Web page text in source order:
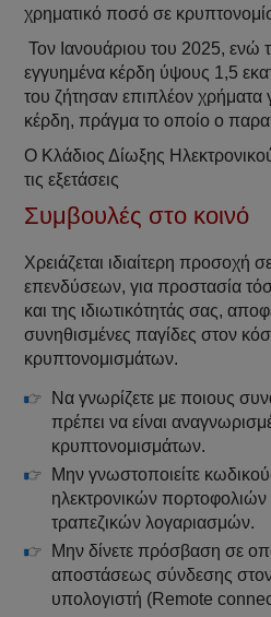
χρηματικό ποσό σε
Τον Ιανουάριου του 2025, ενώ
εγγυημένα κέρδη ύψους 1,5
του ζήτησαν επιπλέον χρήματα
κέρδη, πράγμα το οποίο ο
Ο Κλάδιος Δίωξης
τις εξετάσεις
Συμβουλές στο κοινό
Χρειάζεται ιδιαίτερη προσοχή
επενδύσεων, για προστασία
και της ιδιωτικότητάς σας,
συνηθισμένες παγίδες στον
κρυπτονομισμάτων.
Να γνωρίζετε με ποιους
πρέπει να είναι
κρυπτονομισμάτων.
Μην γνωστοποιείτε
ηλεκτρονικών πορτοφολιών
τραπεζικών λογαριασμών.
Μην δίνετε πρόσβαση σε
αποστάσεως σύνδεσης στον
υπολογιστή (Remote